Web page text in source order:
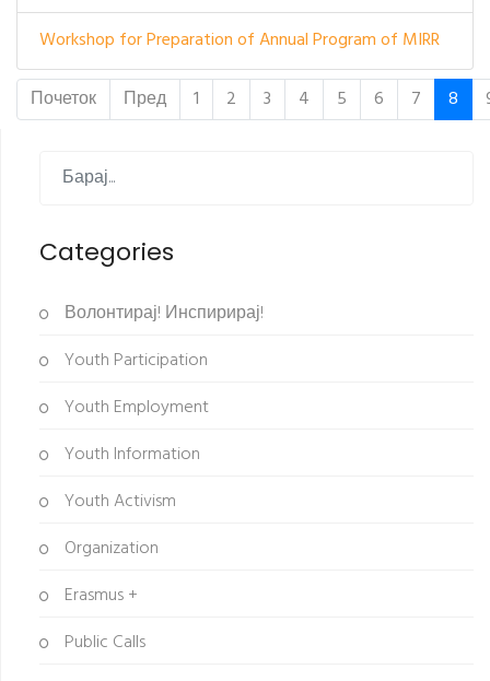
Workshop for Preparation of Annual Program of MIRR
Почеток Пред 1 2 3 4 5 6 7 8
Categories
Волонтирај! Инспирирај!
Youth Participation
Youth Employment
Youth Information
Youth Activism
Organization
Erasmus +
Public Calls